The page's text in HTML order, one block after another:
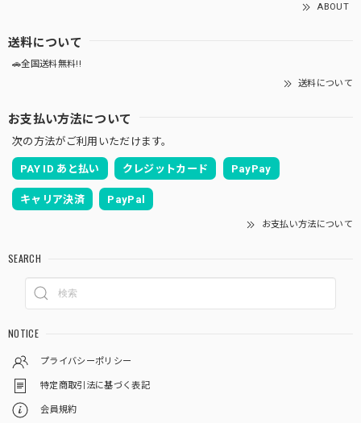
ABOUT
送料について
🚗全国送料無料!!
送料について
お支払い方法について
次の方法がご利用いただけます。
PAY ID あと払い クレジットカード PayPay
キャリア決済 PayPal
お支払い方法について
SEARCH
NOTICE
プライバシーポリシー
特定商取引法に基づく表記
会員規約